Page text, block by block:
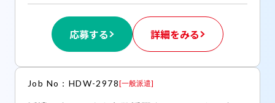
応募する 詳細をみる
Job No：HDW-2978[一般派遣]